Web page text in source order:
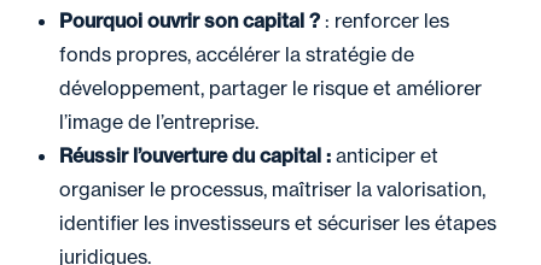
Pourquoi ouvrir son capital ? : renforcer les
fonds propres, accélérer la stratégie de
développement, partager le risque et améliorer
l’image de l’entreprise.
Réussir l’ouverture du capital : anticiper et
organiser le processus, maîtriser la valorisation,
identifier les investisseurs et sécuriser les étapes
juridiques.